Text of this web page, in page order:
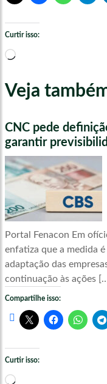
Curtir isso:
Carregando...
Veja
CNC pede
garantir
Portal Fenacon Em
enfatiza que a medida
adaptação das
continuação às ações
Compartilhe isso:
Curtir isso:
Carregando...